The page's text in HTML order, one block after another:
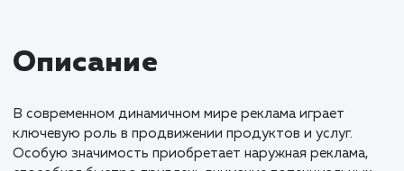
Выросла на